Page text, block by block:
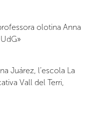
olotina Anna
Juárez, l’escola La
Vall del Terri,